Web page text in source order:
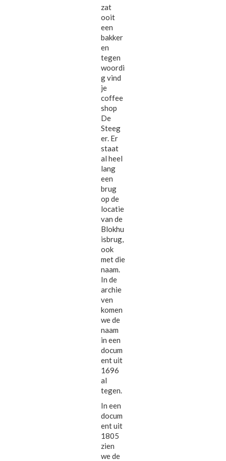
zat
ooit
een
bakker
en
tegen
woordi
g vind
je
coffee
shop
De
Steeg
er. Er
staat
al heel
lang
een
brug
op de
locatie
van de
Blokhu
isbrug,
ook
met die
naam.
In de
archie
ven
komen
we de
naam
in een
docum
ent uit
1696
al
tegen.
In een
docum
ent uit
1805
zien
we de